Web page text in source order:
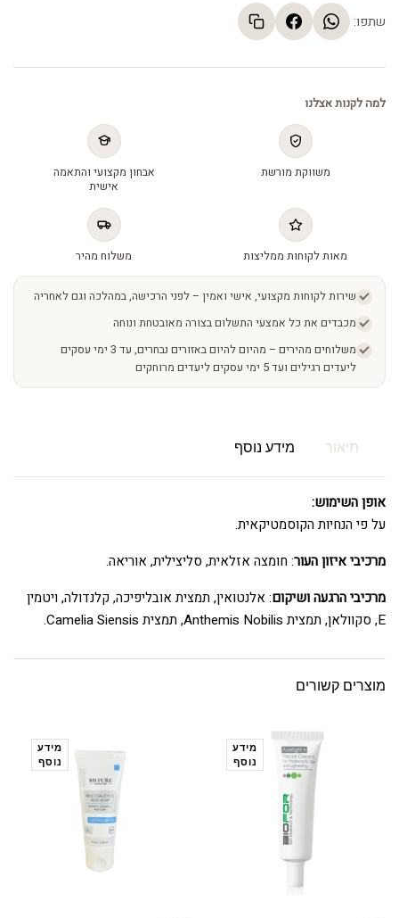
שתפו:
למה לקנות אצלנו
משווקת מורשת
אבחון מקצועי והתאמה
אישית
מאות לקוחות ממליצות משלוח מהיר
שירות לקוחות מקצועי, אישי ואמין – לפני הרכישה, במהלכה וגם לאחריה
מכבדים את כל אמצעי התשלום בצורה מאובטחת ונוחה
משלוחים מהירים – מהיום להיום באזורים נבחרים, עד 3 ימי עסקים
ליעדים רגילים ועד 5 ימי עסקים ליעדים מרוחקים
תיאור מידע נוסף
אופן השימוש:
על פי הנחיות הקוסמטיקאית.
מרכיבי איזון העור: חומצה אזלאית, סליצילית, אוריאה.
מרכיבי הרגעה ושיקום: אלנטואין, תמצית אובליפיכה, קלנדולה, ויטמין
E, סקוולאן, תמצית Anthemis Nobilis, תמצית Camelia Siensis.
מוצרים קשורים
מידע
נוסף
מידע
נוסף